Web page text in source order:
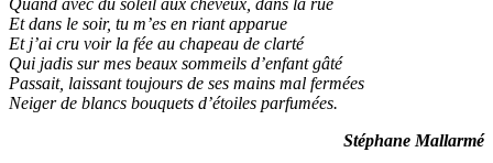
Quand avec du soleil aux cheveux, dans la rue
Et dans le soir, tu m’es en riant apparue
Et j’ai cru voir la fée au chapeau de clarté
Qui jadis sur mes beaux sommeils d’enfant gâté
Passait, laissant toujours de ses mains mal fermées
Neiger de blancs bouquets d’étoiles parfumées.
Stéphane Mallarmé